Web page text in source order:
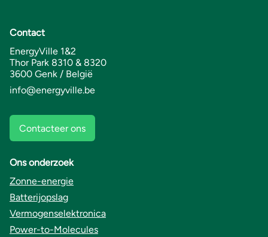
Contact
EnergyVille 1&2
Thor Park 8310 & 8320
3600 Genk / België
info@energyville.be
Contacteer ons
Ons onderzoek
Zonne-energie
Batterijopslag
Vermogenselektronica
Power-to-Molecules